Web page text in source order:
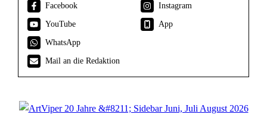
Facebook
Instagram
YouTube
App
WhatsApp
Mail an die Redaktion